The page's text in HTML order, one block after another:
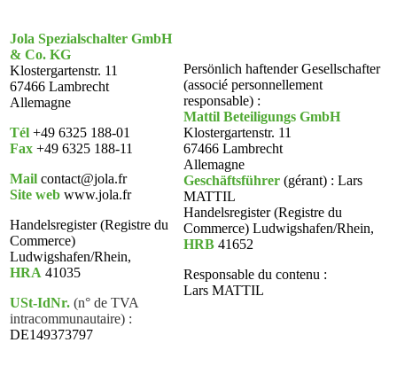
Jola Spezialschalter GmbH
& Co. KG
Klostergartenstr. 11
67466 Lambrecht
Allemagne
Tél +49 6325 188-01
Fax +49 6325 188-11
Mail contact@jola.fr
Site web www.jola.fr
Handelsregister (Registre du
Commerce)
Ludwigshafen/Rhein,
HRA 41035
USt-IdNr. (n° de TVA
intracommunautaire) :
DE149373797
Persönlich haftender Gesellschafter
(associé personnellement
responsable) :
Mattil Beteiligungs GmbH
Klostergartenstr. 11
67466 Lambrecht
Allemagne
Geschäftsführer (gérant) : Lars
MATTIL
Handelsregister (Registre du
Commerce) Ludwigshafen/Rhein,
HRB 41652
Responsable du contenu :
Lars MATTIL